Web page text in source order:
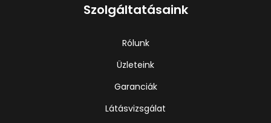
Szolgáltatásaink
Rólunk
Üzleteink
Garanciák
Látásvizsgálat